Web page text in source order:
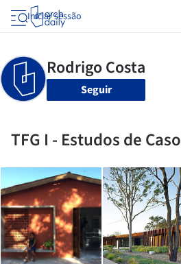
Iniciar sessão
Seguir
TFG I - Estudos de Caso